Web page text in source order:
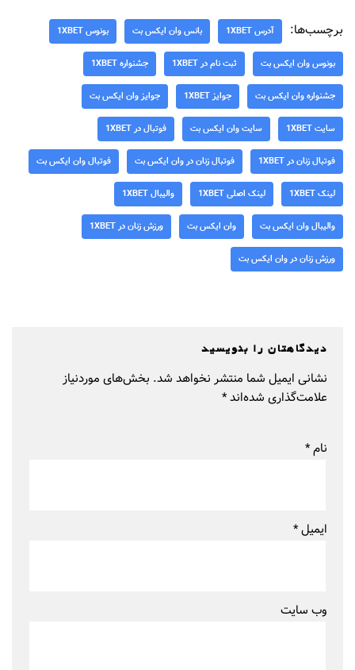
برچسب‌ها: آدرس 1XBET بانس وان ایکس بت بونوس 1XBET
بونوس وان ایکس بت ثبت نام در 1XBET جشنواره 1XBET
جشنواره وان ایکس بت جوایز 1XBET جوایز وان ایکس بت
سایت 1XBET سایت وان ایکس بت فوتبال در 1XBET
فوتبال زنان در 1XBET فوتبال زنان در وان ایکس بت فوتبال وان ایکس بت
لینک 1XBET لینک اصلی 1XBET والیبال 1XBET
والیبال وان ایکس بت وان ایکس بت ورزش زنان در 1XBET
ورزش زنان در وان ایکس بت
دیدگاهتان را بنویسید
نشانی ایمیل شما منتشر نخواهد شد. بخش‌های موردنیاز
علامت‌گذاری شده‌اند*
نام*
ایمیل*
وب‌ سایت